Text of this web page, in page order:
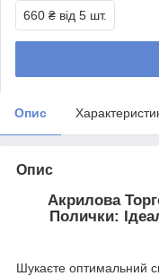
660 ₴ від 5 шт.
Опис
Опис
Акрилова
Полички:
Шукаєте оптимальний